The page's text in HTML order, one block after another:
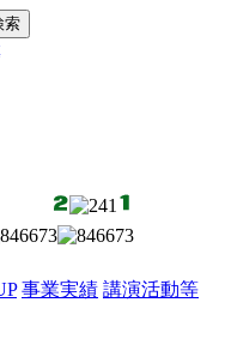
事業実績 講演活動等